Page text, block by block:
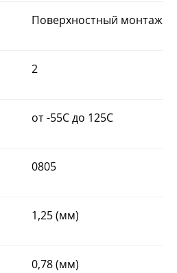
Поверхностный монтаж
2
от -55C до 125C
0805
1,25 (мм)
0,78 (мм)